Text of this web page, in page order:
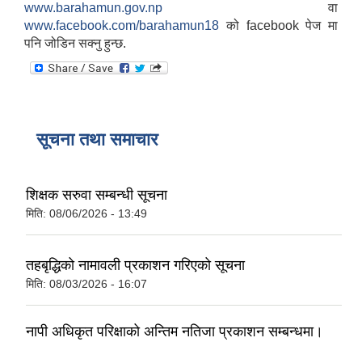
www.barahamun.gov.np वा
www.facebook.com/barahamun18 को facebook पेज मा
पनि जोडिन सक्नु हुन्छ.
सूचना तथा समाचार
शिक्षक सरुवा सम्बन्धी सूचना
मिति: 08/06/2026 - 13:49
तहबृद्धिको नामावली प्रकाशन गरिएको सूचना
मिति: 08/03/2026 - 16:07
नापी अधिकृत परिक्षाको अन्तिम नतिजा प्रकाशन सम्बन्धमा।